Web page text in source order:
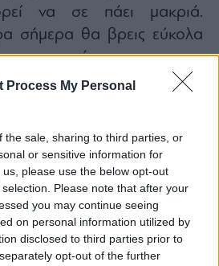
Process My Personal
the sale, sharing to third parties, or
or sensitive information for
please use the below opt-out
Please note that after your
you may continue seeing
on personal information utilized by
disclosed to third parties prior to
opt-out of the further
να σε πάει μακριά.
σήμερα θα βρεις εύκολα
τρόπους για να
και περιπέτεια ή μάθηση.
ιδέες και έννοιες μπορεί να
σου εργασίες.